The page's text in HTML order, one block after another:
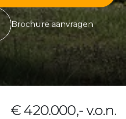
Brochure aanvragen
€ 420.000,- v.o.n.